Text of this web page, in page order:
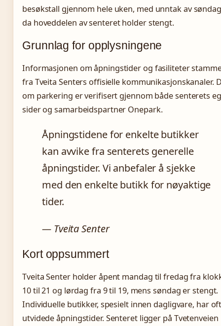
besøkstall gjennom hele uken, med unntak av
da hoveddelen av senteret holder stengt.
Grunnlag for opplysningene
Informasjonen om åpningstider og fasiliteter
fra Tveita Senters offisielle kommunikasjonskanaler.
om parkering er verifisert gjennom både senterets
sider og samarbeidspartner Onepark.
Åpningstidene for enkelte butikker
kan avvike fra senterets generelle
åpningstider. Vi anbefaler å sjekke
med den enkelte butikk for nøyaktige
tider.
— Tveita Senter
Kort oppsummert
Tveita Senter holder åpent mandag til fredag fra
10 til 21 og lørdag fra 9 til 19, mens søndag er stengt.
Individuelle butikker, spesielt innen dagligvare, har
utvidede åpningstider. Senteret ligger på Tvetenveien